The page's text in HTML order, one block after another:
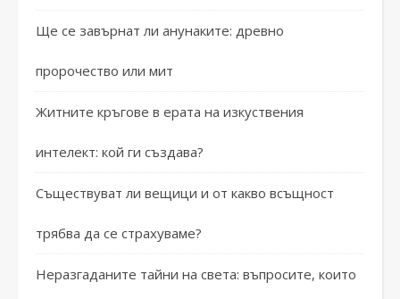
Ще се завърнат ли анунаките: древно
пророчество или мит
Житните кръгове в ерата на изкуствения
интелект: кой ги създава?
Съществуват ли вещици и от какво всъщност
трябва да се страхуваме?
Неразгаданите тайни на света: въпросите, които